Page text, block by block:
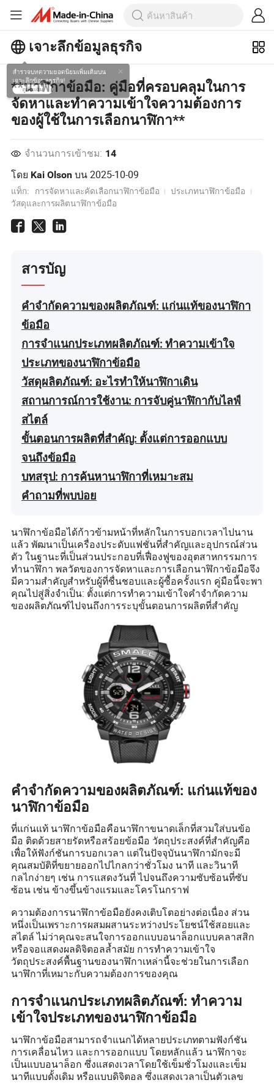
เจาะลึกข้อมูลธุรกิจ
สำรวจบทความยอดนิยมเพิ่มเติมบน
เจาะลึกข้อมูลธุรกิจ!
ดูเพิ่มเติม
**นาฬิกาข้อมือ: คู่มือที่ครอบคลุมในการ
จัดหาและทำความเข้าใจความต้องการ
ของผู้ใช้ในการเลือกนาฬิกา**
จำนวนการเข้าชม: 14
โดย Kai Olson บน2025-10-09
แท็ก: การจัดหาและคัดเลือกนาฬิกาข้อมือ
ประเภทนาฬิกาข้อมือ
วัสดุและการผลิตนาฬิกาข้อมือ
สารบัญ
คำจำกัดความของผลิตภัณฑ์: แก่นแท้ของนาฬิกา
ข้อมือ
การจำแนกประเภทผลิตภัณฑ์: ทำความเข้าใจ
ประเภทของนาฬิกาข้อมือ
วัสดุผลิตภัณฑ์: อะไรทำให้นาฬิกาเดิน
สถานการณ์การใช้งาน: การจับคู่นาฬิกากับไลฟ์
สไตล์
ขั้นตอนการผลิตที่สำคัญ: ตั้งแต่การออกแบบ
จนถึงข้อมือ
บทสรุป: การค้นหานาฬิกาที่เหมาะสม
คำถามที่พบบ่อย
นาฬิกาข้อมือได้ก้าวข้ามหน้าที่หลักในการบอกเวลาไปนาน
แล้ว พัฒนาเป็นเครื่องประดับแฟชั่นที่สำคัญและอุปกรณ์ส่วน
ตัว ในฐานะที่เป็นส่วนประกอบที่เฟื่องฟูของอุตสาหกรรมการ
ทำนาฬิกา พลวัตของการจัดหาและการเลือกนาฬิกาข้อมือจึง
มีความสำคัญสำหรับผู้ที่ชื่นชอบและผู้ซื้อครั้งแรก คู่มือนี้จะพา
คุณไปสู่สิ่งจำเป็น: ตั้งแต่การทำความเข้าใจคำจำกัดความ
ของผลิตภัณฑ์ไปจนถึงการระบุขั้นตอนการผลิตที่สำคัญ
คำจำกัดความของผลิตภัณฑ์: แก่นแท้ของ
นาฬิกาข้อมือ
ที่แก่นแท้ นาฬิกาข้อมือคือนาฬิกาขนาดเล็กที่สวมใส่บนข้อ
มือ ติดด้วยสายรัดหรือสร้อยข้อมือ วัตถุประสงค์ที่สำคัญคือ
เพื่อให้ฟังก์ชันการบอกเวลา แต่ในปัจจุบันนาฬิกามักจะมี
คุณสมบัติที่ขยายออกไปไกลกว่าชั่วโมง นาที และวินาที
กลไกง่ายๆ เช่น การแสดงวันที่ ไปจนถึงความซับซ้อนที่ซับ
ซ้อน เช่น ข้างขึ้นข้างแรมและโครโนกราฟ
ความต้องการนาฬิกาข้อมือยังคงเติบโตอย่างต่อเนื่อง ส่วน
หนึ่งเป็นเพราะการผสมผสานระหว่างประโยชน์ใช้สอยและ
สไตล์ ไม่ว่าคุณจะสนใจการออกแบบอนาล็อกแบบคลาสสิก
หรือจอแสดงผลดิจิตอลล้ำสมัย การทำความเข้าใจ
วัตถุประสงค์พื้นฐานของนาฬิกาเหล่านี้จะช่วยในการเลือก
นาฬิกาที่เหมาะกับความต้องการของคุณ
การจำแนกประเภทผลิตภัณฑ์: ทำความ
เข้าใจประเภทของนาฬิกาข้อมือ
นาฬิกาข้อมือสามารถจำแนกได้หลายประเภทตามฟังก์ชัน
การเคลื่อนไหว และการออกแบบ โดยหลักแล้ว นาฬิกาจะ
เป็นแบบอนาล็อก ซึ่งแสดงเวลาโดยใช้เข็มชั่วโมงและเข็ม
นาทีแบบดั้งเดิม หรือแบบดิจิตอล ซึ่งแสดงเวลาเป็นตัวเลข